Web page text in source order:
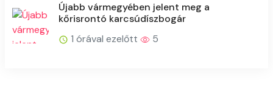
Újabb vármegyében jelent meg a
kőrisrontó karcsúdíszbogár
1 órával ezelőtt
5